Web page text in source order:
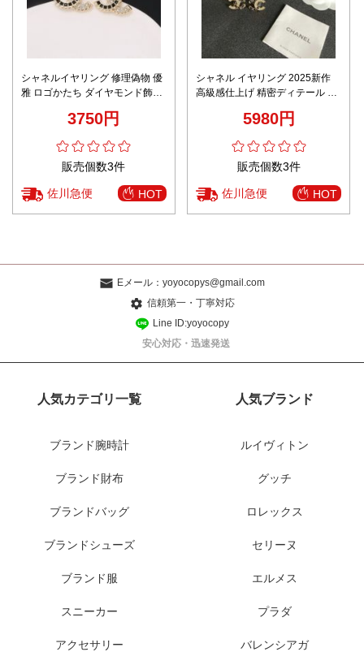
シャネルイヤリング 修理偽物 優
雅 ロゴかたち ダイヤモンド飾り
3750円
販売個数3件
佐川急便 HOT
シャネル イヤリング 2025新作
高級感仕上げ 精密ディテール 高
5980円
販売個数3件
佐川急便 HOT
Eメール： yoyocopys@gmail.com
信頼第一・丁寧対応
Line ID:yoyocopy
安心対応・迅速発送
人気カテゴリ一覧
ブランド腕時計
ブランド財布
ブランドバッグ
ブランドシューズ
ブランド服
スニーカー
アクセサリー
人気ブランド
ルイヴィトン
グッチ
ロレックス
セリーヌ
エルメス
プラダ
バレンシアガ